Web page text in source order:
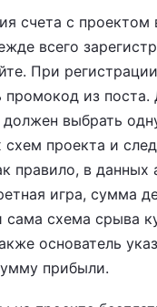
счета с проектом
всего
При
промокод из поста.
должен выбрать
схем проекта и
правило, в данных
игра, сумма
сама схема срыва
основатель
прибыли.